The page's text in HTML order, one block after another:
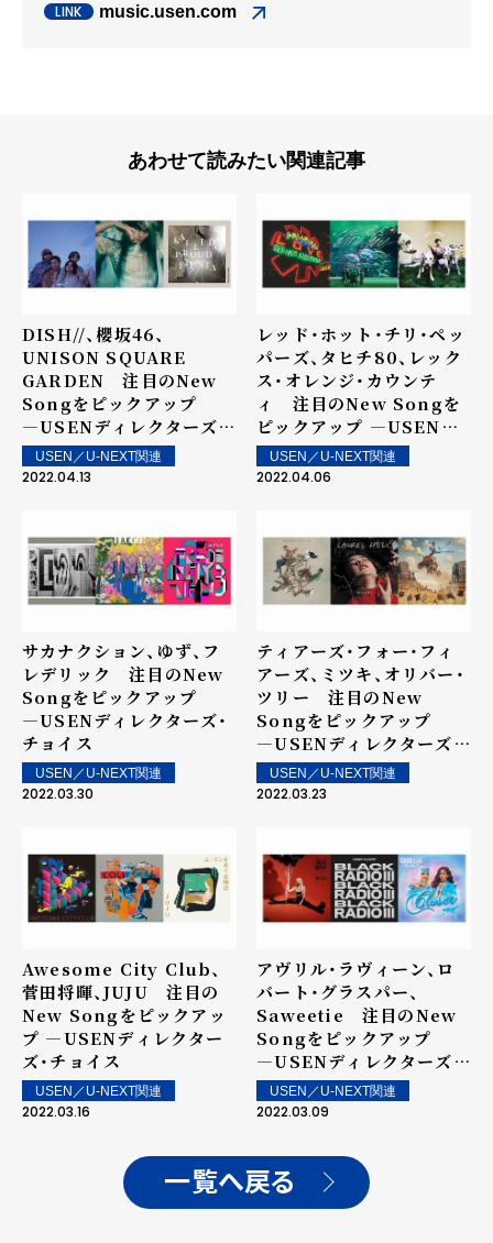
music.usen.com
あわせて読みたい関連記事
DISH//、櫻坂46、
UNISON SQUARE
GARDEN 注目のNew
Songをピックアップ
―USENディレクターズ・
チョイス
USEN／U-NEXT関連
2022.04.13
レッド・ホット・チリ・ペッ
パーズ、タヒチ80、レック
ス・オレンジ・カウンテ
ィ 注目のNew Songを
ピックアップ ―USENデ
ィレクターズ・チョイス
USEN／U-NEXT関連
2022.04.06
サカナクション、ゆず、フ
レデリック 注目のNew
Songをピックアップ
―USENディレクターズ・
チョイス
USEN／U-NEXT関連
2022.03.30
ティアーズ・フォー・フィ
アーズ、ミツキ、オリバー・
ツリー 注目のNew
Songをピックアップ
―USENディレクターズ・
チョイス
USEN／U-NEXT関連
2022.03.23
Awesome City Club、
菅田将暉、JUJU 注目の
New Songをピックアッ
プ ―USENディレクター
ズ・チョイス
USEN／U-NEXT関連
2022.03.16
アヴリル・ラヴィーン、ロ
バート・グラスパー、
Saweetie 注目のNew
Songをピックアップ
―USENディレクターズ・
チョイス
USEN／U-NEXT関連
2022.03.09
一覧へ戻る